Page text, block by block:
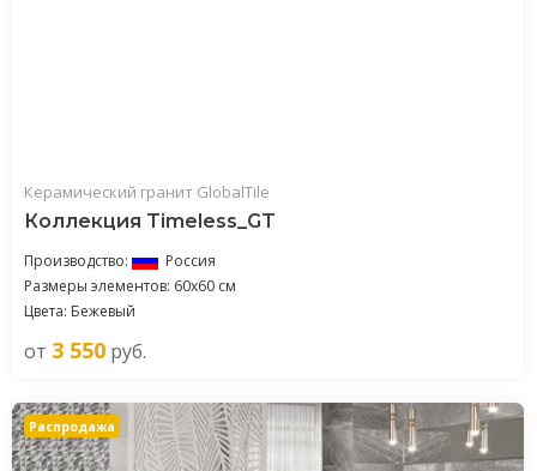
Керамический гранит GlobalTile
Коллекция Timeless_GT
Производство:
Россия
Размеры элементов: 60x60 см
Цвета: Бежевый
от 3 550 руб.
Распродажа